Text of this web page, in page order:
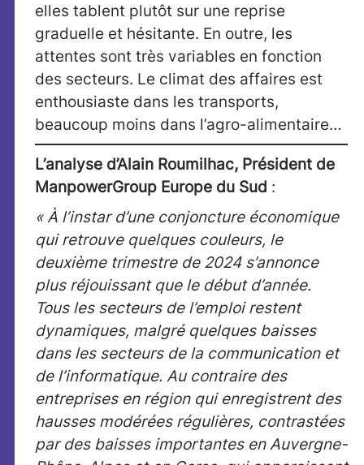
elles tablent plutôt sur une reprise
graduelle et hésitante. En outre, les
attentes sont très variables en fonction
des secteurs. Le climat des affaires est
enthousiaste dans les transports,
beaucoup moins dans l’agro-alimentaire…
L’analyse d’Alain Roumilhac, Président de
ManpowerGroup Europe du Sud :
« À l’instar d’une conjoncture économique
qui retrouve quelques couleurs, le
deuxième trimestre de 2024 s’annonce
plus réjouissant que le début d’année.
Tous les secteurs de l’emploi restent
dynamiques, malgré quelques baisses
dans les secteurs de la communication et
de l’informatique. Au contraire des
entreprises en région qui enregistrent des
hausses modérées régulières, contrastées
par des baisses importantes en Auvergne-